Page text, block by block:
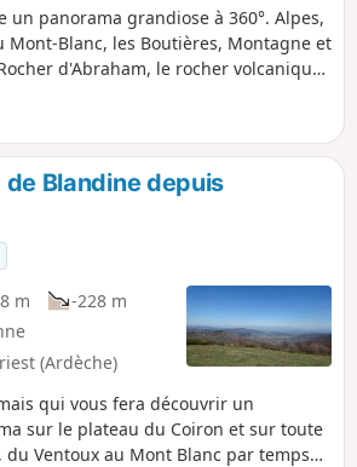
un panorama grandiose à 360°. Alpes,
Mont-Blanc, les Boutières, Montagne et
d'Abraham, le rocher volcanique
de Blandine depuis
m
-228 m
(Ardèche)
qui vous fera découvrir un
sur le plateau du Coiron et sur toute
du Ventoux au Mont Blanc par temps